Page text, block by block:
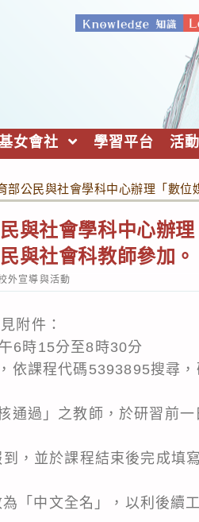
女會社 學習平台 活
部公民與社會學科中心辦理「數
與社會學科中心辦
與社會科教師參加。
外宣導與活動
附件：
6時15分至8時30分
依課程代碼5393895搜尋，
通過」之教師，於研習前
，並於課程結束後完成填
「中文全名」，以利後續